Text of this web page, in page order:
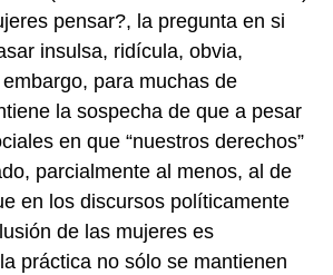
pensar?, la pregunta en si
insulsa, ridícula, obvia,
para muchas de
la sospecha de que a pesar
en que “nuestros derechos”
parcialmente al menos, al de
en los discursos políticamente
de las mujeres es
práctica no sólo se mantienen